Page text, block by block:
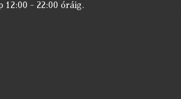
12:00 - 22:00 óráig.